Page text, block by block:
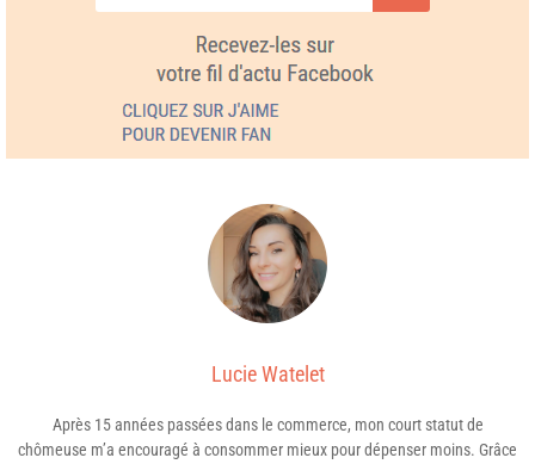
Lucie Watelet
Après 15 années passées dans le commerce, mon court statut de
chômeuse m’a encouragé à consommer mieux pour dépenser moins. Grâce